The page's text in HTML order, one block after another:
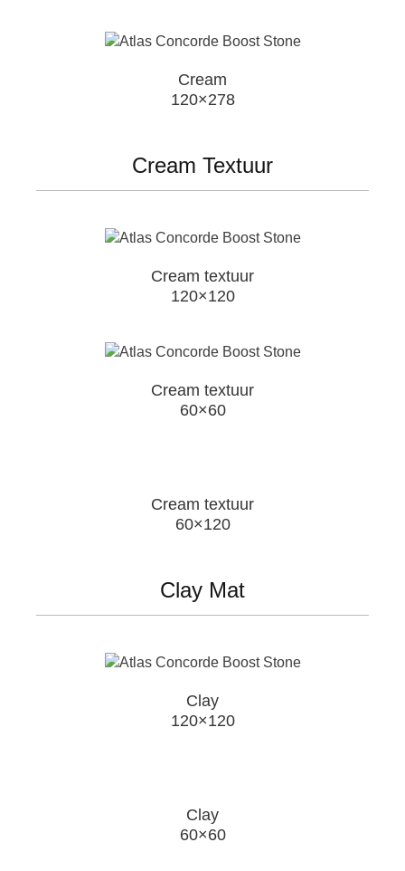
Cream
120×278
Cream Textuur
Cream textuur
120×120
Cream textuur
60×60
Cream textuur
60×120
Clay Mat
Clay
120×120
Clay
60×60